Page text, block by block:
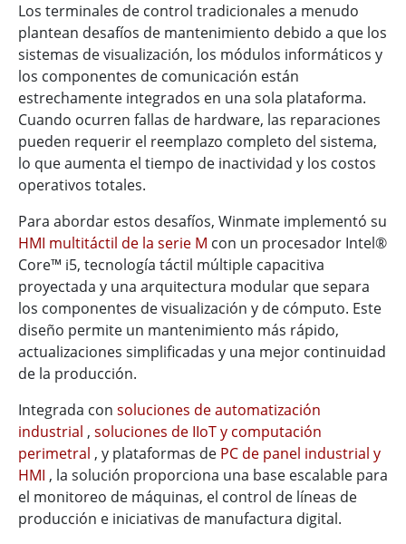
Los terminales de control tradicionales a menudo
plantean desafíos de mantenimiento debido a que los
sistemas de visualización, los módulos informáticos y
los componentes de comunicación están
estrechamente integrados en una sola plataforma.
Cuando ocurren fallas de hardware, las reparaciones
pueden requerir el reemplazo completo del sistema,
lo que aumenta el tiempo de inactividad y los costos
operativos totales.
Para abordar estos desafíos, Winmate implementó su
HMI multitáctil de la serie M con un procesador Intel®
Core™ i5, tecnología táctil múltiple capacitiva
proyectada y una arquitectura modular que separa
los componentes de visualización y de cómputo. Este
diseño permite un mantenimiento más rápido,
actualizaciones simplificadas y una mejor continuidad
de la producción.
Integrada con soluciones de automatización
industrial , soluciones de IIoT y computación
perimetral , y plataformas de PC de panel industrial y
HMI , la solución proporciona una base escalable para
el monitoreo de máquinas, el control de líneas de
producción e iniciativas de manufactura digital.